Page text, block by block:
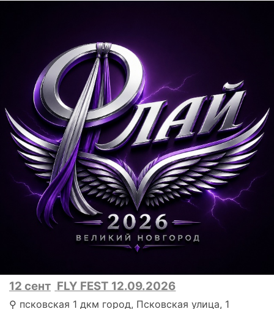
12 сент FLY FEST 12.09.2026
⚲ псковская 1 дкм город, Псковская улица, 1